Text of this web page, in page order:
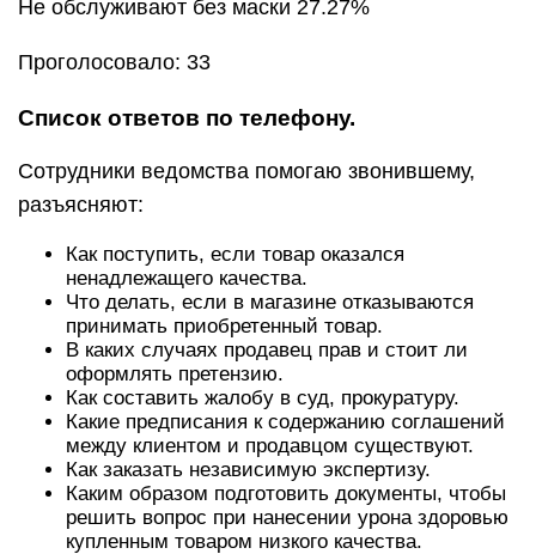
Не обслуживают без маски 27.27%
Проголосовало: 33
Список ответов по телефону.
Сотрудники ведомства помогаю звонившему,
разъясняют:
Как поступить, если товар оказался
ненадлежащего качества.
Что делать, если в магазине отказываются
принимать приобретенный товар.
В каких случаях продавец прав и стоит ли
оформлять претензию.
Как составить жалобу в суд, прокуратуру.
Какие предписания к содержанию соглашений
между клиентом и продавцом существуют.
Как заказать независимую экспертизу.
Каким образом подготовить документы, чтобы
решить вопрос при нанесении урона здоровью
купленным товаром низкого качества.